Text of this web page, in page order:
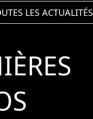
LES ACTUALITÉS